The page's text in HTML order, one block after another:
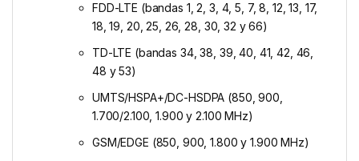
FDD-LTE (bandas 1, 2, 3, 4, 5, 7, 8, 12, 13, 17,
18, 19, 20, 25, 26, 28, 30, 32 y 66)
TD-LTE (bandas 34, 38, 39, 40, 41, 42, 46,
48 y 53)
UMTS/HSPA+/DC-HSDPA (850, 900,
1.700/2.100, 1.900 y 2.100 MHz)
GSM/EDGE (850, 900, 1.800 y 1.900 MHz)